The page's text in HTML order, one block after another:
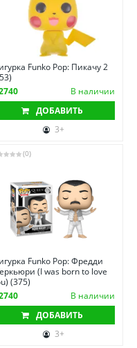
Funko Pop: Пикачу 2
В наличии
ДОБАВИТЬ
3+
(0)
Funko Pop: Фредди
(I was born to love
(375)
В наличии
ДОБАВИТЬ
3+